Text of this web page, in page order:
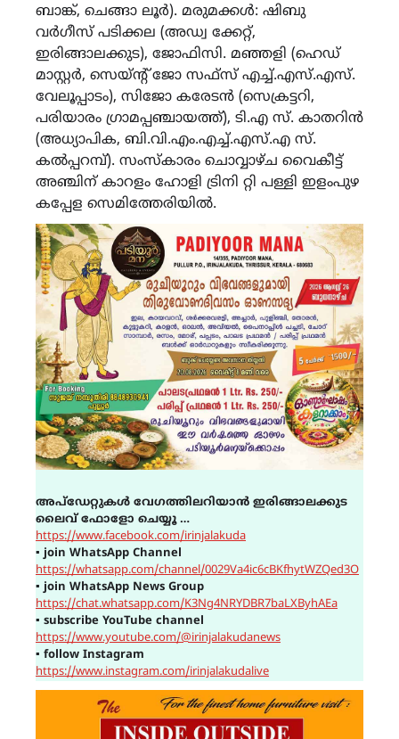
ബാങ്ക്, ചെങ്ങാ ലൂർ). മരുമക്കൾ: ഷിബു
വർഗീസ് പടിക്കല (അഡ്വ ക്കേറ്റ്,
ഇരിങ്ങാലക്കുട), ജോഫിസി. മഞ്ഞളി (ഹെഡ്
മാസ്റ്റർ, സെയ്ന്റ് ജോ സഫ്സ് എച്ച്.എസ്.എസ്.
വേലൂപ്പാടം), സിജോ കരേടൻ (സെക്രട്ടറി,
പരിയാരം ഗ്രാമപ്പഞ്ചായത്ത്), ടി.എ സ്. കാതറിൻ
(അധ്യാപിക, ബി.വി.എം.എച്ച്.എസ്.എ സ്.
കൽപ്പറമ്പ്). സംസ്കാരം ചൊവ്വാഴ്ച വൈകീട്ട്
അഞ്ചിന് കാറളം ഹോളി ട്രിനി റ്റി പള്ളി ഇളംപുഴ
കപ്പേള സെമിത്തേരിയിൽ.
അപ്ഡേറ്റുകൾ വേഗത്തിലറിയാൻ ഇരിങ്ങാലക്കുട
ലൈവ് ഫോളോ ചെയ്യൂ …
https://www.facebook.com/irinjalakuda
▪ join WhatsApp Channel
https://whatsapp.com/channel/0029Va4ic6cBKfhytWZQed3O
▪ join WhatsApp News Group
https://chat.whatsapp.com/K3Ng4NRYDBR7baLXByhAEa
▪ subscribe YouTube channel
https://www.youtube.com/@irinjalakudanews
▪ follow Instagram
https://www.instagram.com/irinjalakudalive